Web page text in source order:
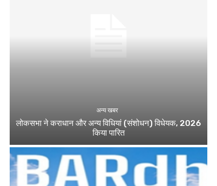
अन्य खबर
लोकसभा ने कराधान और अन्य विधियां (संशोधन) विधेयक, 2026
किया पारित